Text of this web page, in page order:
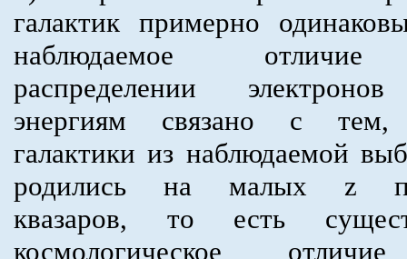
галактик примерно
наблюдаемое
распределении
энергиям связано с
галактики из наблюдаемой
родились на малых z
квазаров, то есть
космологическое